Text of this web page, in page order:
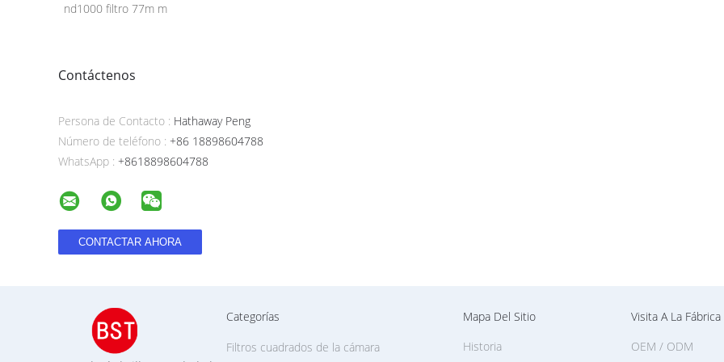
nd1000 filtro 77m m
Contáctenos
Persona de Contacto : Hathaway Peng
Número de teléfono : +86 18898604788
WhatsApp : +8618898604788
Categorías
Filtros cuadrados de la cámara
Mapa Del Sitio
Historia
Visita A La Fábrica
OEM / ODM